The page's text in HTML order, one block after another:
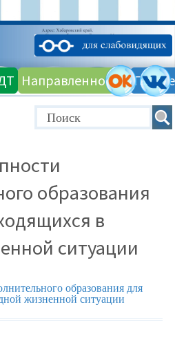
Направленности
образования
в
ситуации
образования для
жизненной ситуации